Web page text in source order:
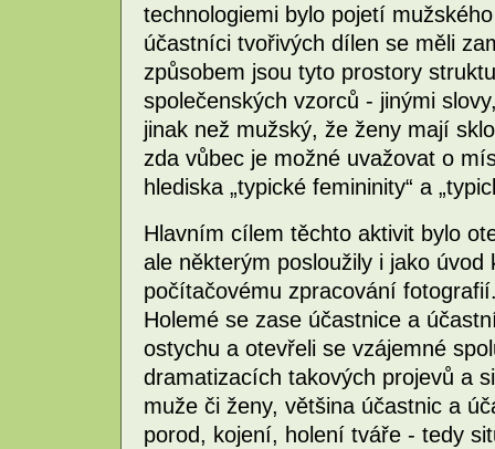
technologiemi bylo pojetí
účastníci tvořivých dílen se měli
způsobem jsou tyto prostory
společenských vzorců - jinými
jinak než mužský, že ženy mají
zda vůbec je možné uvažovat o
hlediska „typické femininity“ a
Hlavním cílem těchto aktivit bylo
ale některým posloužily i jako
počítačovému zpracování
Holemé se zase účastnice a
ostychu a otevřeli se vzájemné
dramatizacích takových projevů a
muže či ženy, většina účastnic a
porod, kojení, holení tváře - tedy